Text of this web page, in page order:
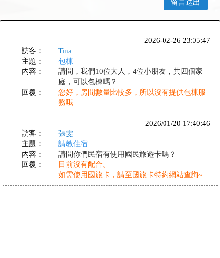
2026-02-26 23:05:47
訪客：
Tina
主題：
包棟
內容：
請問，我們10位大人，4位小朋友，共四個家
庭，可以包棟嗎？
回覆：
您好，房間數量比較多，所以沒有提供包棟服
務哦
2026/01/20 17:40:46
訪客：
張雯
主題：
請教住宿
內容：
請問你們民宿有使用國民旅遊卡嗎？
回覆：
目前沒有配合。
如需使用國旅卡，請至國旅卡特約網站查詢~